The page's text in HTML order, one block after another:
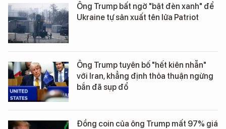
Ông Trump bất ngờ "bật đèn xanh" để
Ukraine tự sản xuất tên lửa Patriot
Ông Trump tuyên bố "hết kiên nhẫn"
với Iran, khẳng định thỏa thuận ngừng
bắn đã sụp đổ
Đồng coin của ông Trump mất 97% giá